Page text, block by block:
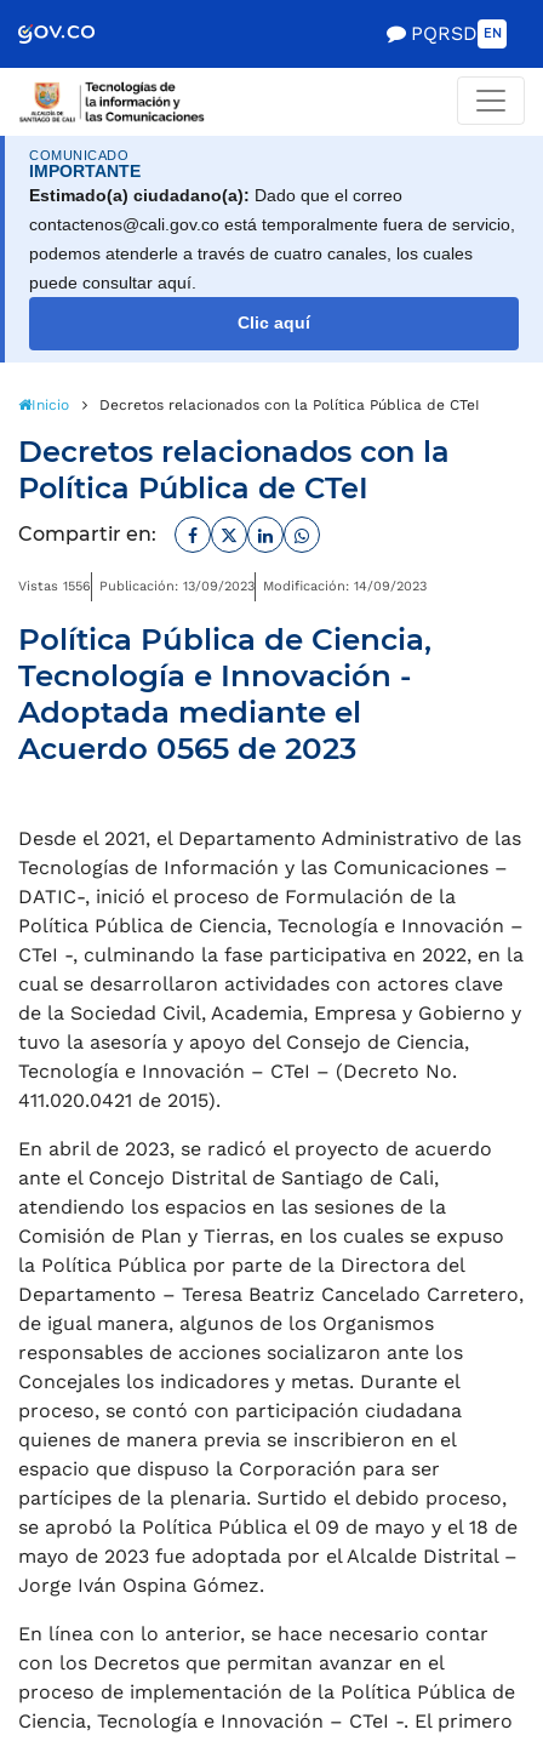
de Gobierno
PQRSD EN
COMUNICADO
IMPORTANTE
Estimado(a) ciudadano(a): Dado que el correo
contactenos@cali.gov.co está temporalmente fuera de servicio,
podemos atenderle a través de cuatro canales, los cuales
puede consultar aquí.
Clic aquí
Inicio Decretos relacionados con la Política Pública de CTeI
Decretos relacionados con la
Política Pública de CTeI
Compartir en: Facebook
TwitterLinkedinWhatsapp
Vistas 1556 Publicación: 13/09/2023 Modificación: 14/09/2023
Política Pública de Ciencia,
Tecnología e Innovación -
Adoptada mediante el
Acuerdo 0565 de 2023
Desde el 2021, el Departamento Administrativo de las
Tecnologías de Información y las Comunicaciones –
DATIC-, inició el proceso de Formulación de la
Política Pública de Ciencia, Tecnología e Innovación –
CTeI -, culminando la fase participativa en 2022, en la
cual se desarrollaron actividades con actores clave
de la Sociedad Civil, Academia, Empresa y Gobierno y
tuvo la asesoría y apoyo del Consejo de Ciencia,
Tecnología e Innovación – CTeI – (Decreto No.
411.020.0421 de 2015).
En abril de 2023, se radicó el proyecto de acuerdo
ante el Concejo Distrital de Santiago de Cali,
atendiendo los espacios en las sesiones de la
Comisión de Plan y Tierras, en los cuales se expuso
la Política Pública por parte de la Directora del
Departamento – Teresa Beatriz Cancelado Carretero,
de igual manera, algunos de los Organismos
responsables de acciones socializaron ante los
Concejales los indicadores y metas. Durante el
proceso, se contó con participación ciudadana
quienes de manera previa se inscribieron en el
espacio que dispuso la Corporación para ser
partícipes de la plenaria. Surtido el debido proceso,
se aprobó la Política Pública el 09 de mayo y el 18 de
mayo de 2023 fue adoptada por el Alcalde Distrital –
Jorge Iván Ospina Gómez.
En línea con lo anterior, se hace necesario contar
con los Decretos que permitan avanzar en el
proceso de implementación de la Política Pública de
Ciencia, Tecnología e Innovación – CTeI -. El primero